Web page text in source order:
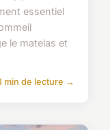
essentiel
le matelas et
min de lecture →